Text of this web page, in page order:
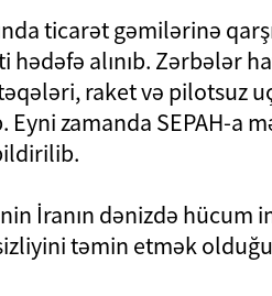
ticarət gəmilərinə
hədəfə alınıb. Zərbələr
raket və pilotsuz
Eyni zamanda SEPAH-a
İranın dənizdə hücum
təmin etmək